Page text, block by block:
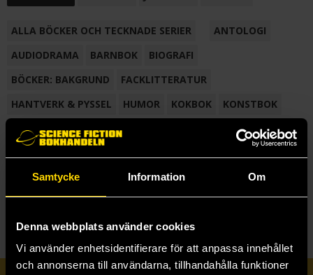
Samtycke Information Om
Denna webbplats använder cookies
Vi använder enhetsidentifierare för att anpassa innehållet
och annonserna till användarna, tillhandahålla funktioner
ALLA BÖCKER OCH TECKNADE SERIER
ANTOLOGI
AUDIODRAMA
BARNBOK
BIOGRAFI
BÖCKER: BAKGRUND
FACKLITTERATUR
HANTVERK & PYSSEL
HUMOR KOKBOK
KONSTBOK
KORTROMAN
LÄROBOK
NOVELL
SAMLINGSVOLYM
TECKNA & MÅLA TECKNAD SERIE